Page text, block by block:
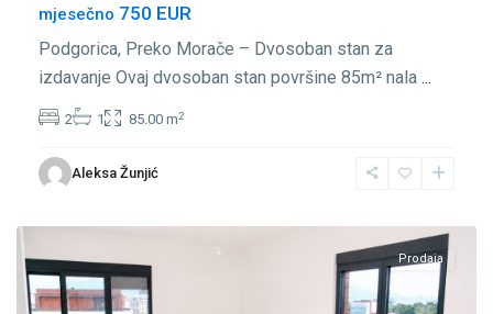
mjesečno 750 EUR
Podgorica, Preko Morače – Dvosoban stan za
izdavanje Ovaj dvosoban stan površine 85m² nala ...
2 1 85.00 m2
Aleksa Žunjić
Preko
Morače,
Prodaja